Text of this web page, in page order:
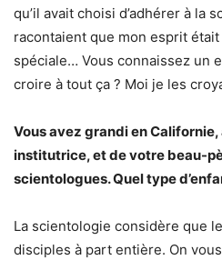
qu’il avait choisi d’adhérer à la
racontaient que mon esprit était
spéciale… Vous connaissez un
croire à tout ça ? Moi je les
Vous avez grandi en
institutrice, et de votre beau-
scientologues. Quel type
La scientologie considère que
disciples à part entière. On